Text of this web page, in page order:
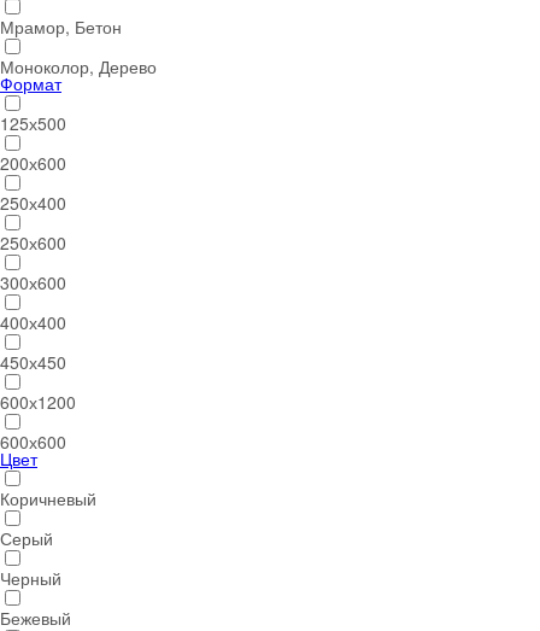
Мрамор, Бетон
Моноколор, Дерево
Формат
125х500
200х600
250х400
250х600
300х600
400х400
450х450
600х1200
600х600
Цвет
Коричневый
Серый
Черный
Бежевый